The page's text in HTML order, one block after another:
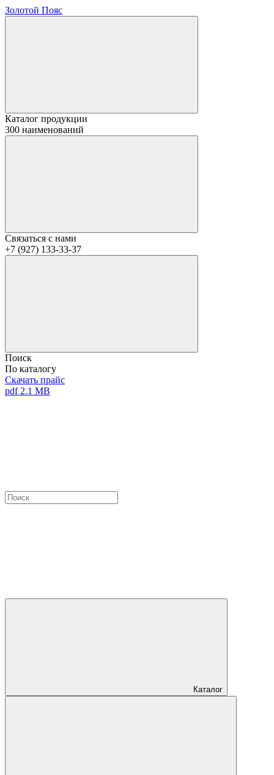
Золотой Пояс
Каталог продукции
300 наименований
Связаться с нами
+7 (927) 133-33-37
Поиск
По каталогу
Скачать прайс
pdf 2.1 MB
Каталог